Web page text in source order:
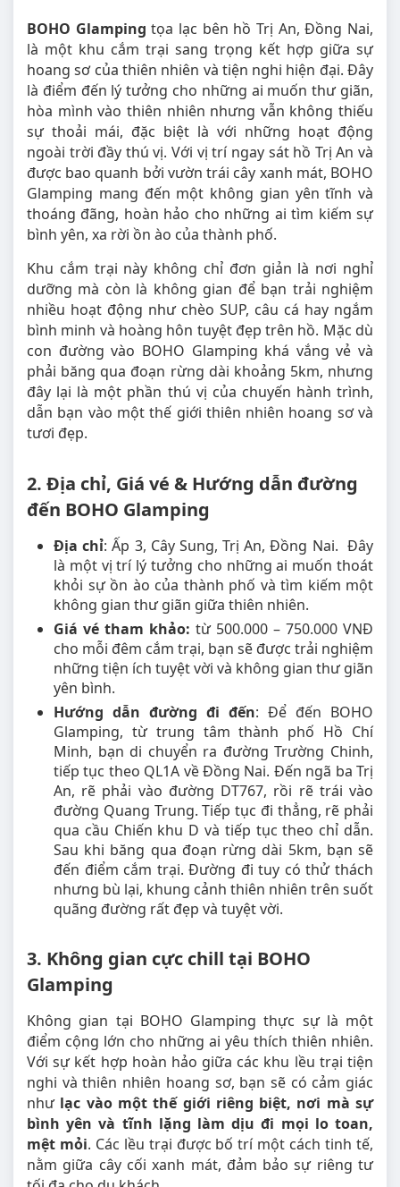
BOHO Glamping tọa lạc bên hồ Trị An, Đồng Nai,
là một khu cắm trại sang trọng kết hợp giữa sự
hoang sơ của thiên nhiên và tiện nghi hiện đại. Đây
là điểm đến lý tưởng cho những ai muốn thư giãn,
hòa mình vào thiên nhiên nhưng vẫn không thiếu
sự thoải mái, đặc biệt là với những hoạt động
ngoài trời đầy thú vị. Với vị trí ngay sát hồ Trị An và
được bao quanh bởi vườn trái cây xanh mát, BOHO
Glamping mang đến một không gian yên tĩnh và
thoáng đãng, hoàn hảo cho những ai tìm kiếm sự
bình yên, xa rời ồn ào của thành phố.
Khu cắm trại này không chỉ đơn giản là nơi nghỉ
dưỡng mà còn là không gian để bạn trải nghiệm
nhiều hoạt động như chèo SUP, câu cá hay ngắm
bình minh và hoàng hôn tuyệt đẹp trên hồ. Mặc dù
con đường vào BOHO Glamping khá vắng vẻ và
phải băng qua đoạn rừng dài khoảng 5km, nhưng
đây lại là một phần thú vị của chuyến hành trình,
dẫn bạn vào một thế giới thiên nhiên hoang sơ và
tươi đẹp.
2. Địa chỉ, Giá vé & Hướng dẫn đường
đến BOHO Glamping
Địa chỉ: Ấp 3, Cây Sung, Trị An, Đồng Nai. Đây
là một vị trí lý tưởng cho những ai muốn thoát
khỏi sự ồn ào của thành phố và tìm kiếm một
không gian thư giãn giữa thiên nhiên.
Giá vé tham khảo: từ 500.000 – 750.000 VNĐ
cho mỗi đêm cắm trại, bạn sẽ được trải nghiệm
những tiện ích tuyệt vời và không gian thư giãn
yên bình.
Hướng dẫn đường đi đến: Để đến BOHO
Glamping, từ trung tâm thành phố Hồ Chí
Minh, bạn di chuyển ra đường Trường Chinh,
tiếp tục theo QL1A về Đồng Nai. Đến ngã ba Trị
An, rẽ phải vào đường DT767, rồi rẽ trái vào
đường Quang Trung. Tiếp tục đi thẳng, rẽ phải
qua cầu Chiến khu D và tiếp tục theo chỉ dẫn.
Sau khi băng qua đoạn rừng dài 5km, bạn sẽ
đến điểm cắm trại. Đường đi tuy có thử thách
nhưng bù lại, khung cảnh thiên nhiên trên suốt
quãng đường rất đẹp và tuyệt vời.
3. Không gian cực chill tại BOHO
Glamping
Không gian tại BOHO Glamping thực sự là một
điểm cộng lớn cho những ai yêu thích thiên nhiên.
Với sự kết hợp hoàn hảo giữa các khu lều trại tiện
nghi và thiên nhiên hoang sơ, bạn sẽ có cảm giác
như lạc vào một thế giới riêng biệt, nơi mà sự
bình yên và tĩnh lặng làm dịu đi mọi lo toan,
mệt mỏi. Các lều trại được bố trí một cách tinh tế,
nằm giữa cây cối xanh mát, đảm bảo sự riêng tư